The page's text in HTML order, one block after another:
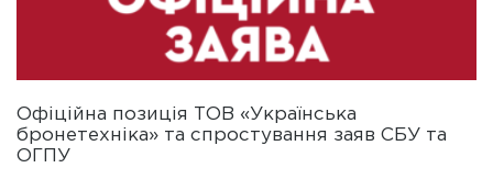
Офіційна позиція ТОВ «Українська
бронетехніка» та спростування заяв СБУ та
ОГПУ